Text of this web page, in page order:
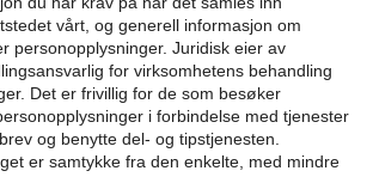
vårt, og generell informasjon om
personopplysninger. Juridisk eier av
for virksomhetens behandling
Det er frivillig for de som besøker
i forbindelse med tjenester
og benytte del- og tipstjenesten.
er samtykke fra den enkelte, med mindre